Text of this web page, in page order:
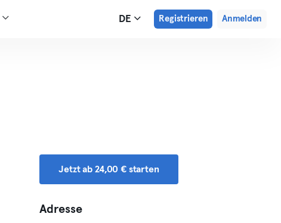
DE Registrieren Anmelden
Jetzt ab 24,00 € starten
Adresse